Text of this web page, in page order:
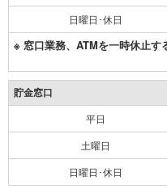
日曜日･休日
※ 窓口業務、ATMを一時休止す
貯金窓口
平日
土曜日
日曜日･休日